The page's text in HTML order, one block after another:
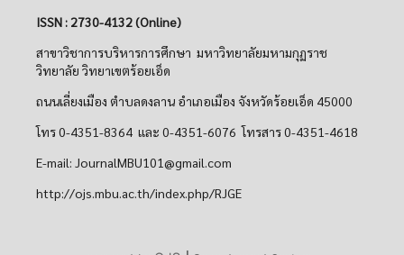
ISSN : 2730-4132 (Online)
สาขาวิชาการบริหารการศึกษา มหาวิทยาลัยมหามกุฏราช
วิทยาลัย วิทยาเขตร้อยเอ็ด
ถนนเลี่ยงเมือง ตำบลดงลาน อำเภอเมือง จังหวัดร้อยเอ็ด 45000
โทร 0-4351-8364 และ 0-4351-6076 โทรสาร 0-4351-4618
E-mail: JournalMBU101@gmail.com
http://ojs.mbu.ac.th/index.php/RJGE